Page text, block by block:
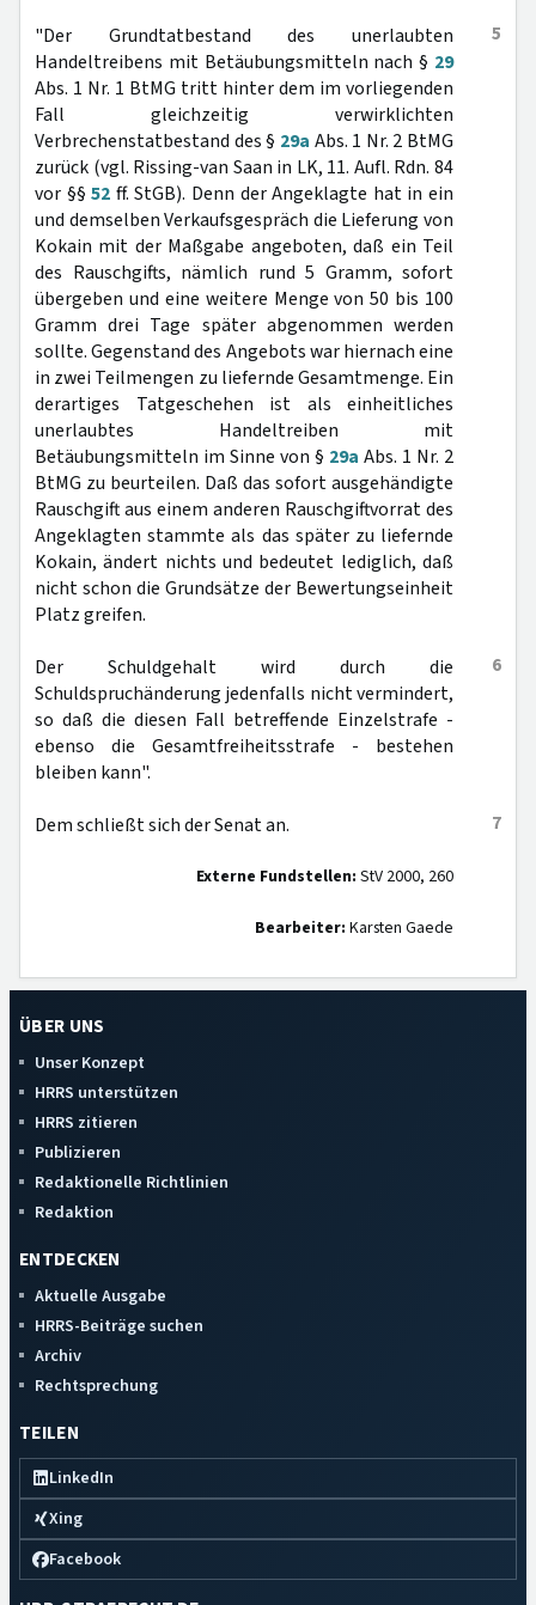
5
"Der Grundtatbestand des unerlaubten
Handeltreibens mit Betäubungsmitteln nach § 29
Abs. 1 Nr. 1 BtMG tritt hinter dem im vorliegenden
Fall gleichzeitig verwirklichten
Verbrechenstatbestand des § 29a Abs. 1 Nr. 2 BtMG
zurück (vgl. Rissing-van Saan in LK, 11. Aufl. Rdn. 84
vor §§52 ff. StGB). Denn der Angeklagte hat in ein
und demselben Verkaufsgespräch die Lieferung von
Kokain mit der Maßgabe angeboten, daß ein Teil
des Rauschgifts, nämlich rund 5 Gramm, sofort
übergeben und eine weitere Menge von 50 bis 100
Gramm drei Tage später abgenommen werden
sollte. Gegenstand des Angebots war hiernach eine
in zwei Teilmengen zu liefernde Gesamtmenge. Ein
derartiges Tatgeschehen ist als einheitliches
unerlaubtes Handeltreiben mit
Betäubungsmitteln im Sinne von § 29a Abs. 1 Nr. 2
BtMG zu beurteilen. Daß das sofort ausgehändigte
Rauschgift aus einem anderen Rauschgiftvorrat des
Angeklagten stammte als das später zu liefernde
Kokain, ändert nichts und bedeutet lediglich, daß
nicht schon die Grundsätze der Bewertungseinheit
Platz greifen.
6
Der Schuldgehalt wird durch die
Schuldspruchänderung jedenfalls nicht vermindert,
so daß die diesen Fall betreffende Einzelstrafe -
ebenso die Gesamtfreiheitsstrafe - bestehen
bleiben kann".
7
Dem schließt sich der Senat an.
Externe Fundstellen: StV 2000, 260
Bearbeiter: Karsten Gaede
ÜBER UNS
Unser Konzept
HRRS unterstützen
HRRS zitieren
Publizieren
Redaktionelle Richtlinien
Redaktion
ENTDECKEN
Aktuelle Ausgabe
HRRS-Beiträge suchen
Archiv
Rechtsprechung
TEILEN
LinkedIn
Xing
Facebook